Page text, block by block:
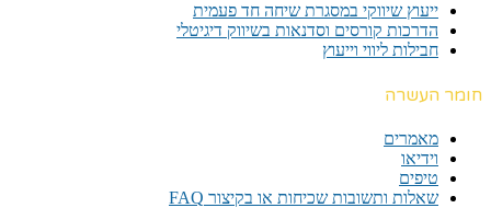
ייעוץ שיווקי במסגרת שיחה חד פעמית​
הדרכות קורסים וסדנאות בשיווק דיגיטלי
חבילות ליווי וייעוץ
חומר העשרה
מאמרים
וידיאו
טיפים
שאלות ותשובות שכיחות או בקיצור FAQ